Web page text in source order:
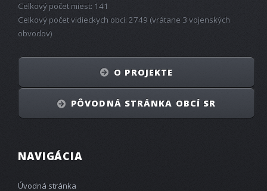
NAVIGÁCIA
Úvodná stránka
Celkový počet miest: 141
Celkový počet vidieckych obcí: 2749 (vrátane 3 vojenských
obvodov)
O PROJEKTE
PÔVODNÁ STRÁNKA OBCÍ SR